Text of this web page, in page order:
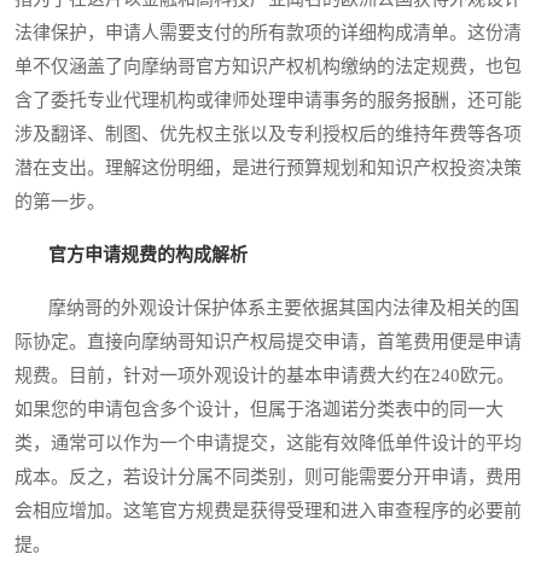
法律保护，申请人需要支付的所有款项的详细构成清单。这份清
单不仅涵盖了向摩纳哥官方知识产权机构缴纳的法定规费，也包
含了委托专业代理机构或律师处理申请事务的服务报酬，还可能
涉及翻译、制图、优先权主张以及专利授权后的维持年费等各项
潜在支出。理解这份明细，是进行预算规划和知识产权投资决策
的第一步。
官方申请规费的构成解析
摩纳哥的外观设计保护体系主要依据其国内法律及相关的国
际协定。直接向摩纳哥知识产权局提交申请，首笔费用便是申请
规费。目前，针对一项外观设计的基本申请费大约在240欧元。
如果您的申请包含多个设计，但属于洛迦诺分类表中的同一大
类，通常可以作为一个申请提交，这能有效降低单件设计的平均
成本。反之，若设计分属不同类别，则可能需要分开申请，费用
会相应增加。这笔官方规费是获得受理和进入审查程序的必要前
提。